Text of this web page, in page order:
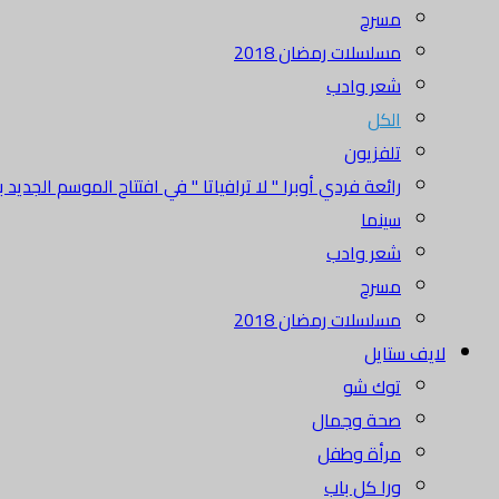
مسرح
مسلسلات رمضان 2018
شعر وادب
الكل
تلفزيون
رائعة فردي أوبرا " لا ترافياتا " في افتتاح الموسم الجديد
سينما
شعر وادب
مسرح
مسلسلات رمضان 2018
لايف ستايل
توك شو
صحة وجمال
مرأة وطفل
ورا كل باب